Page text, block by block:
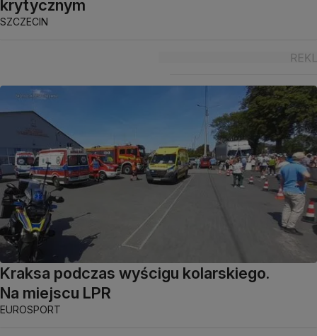
krytycznym
SZCZECIN
Kraksa podczas wyścigu kolarskiego.
Na miejscu LPR
EUROSPORT